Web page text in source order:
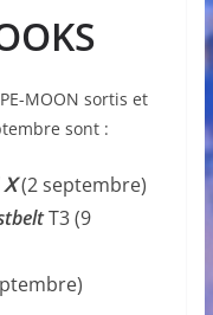
MOON sortis et
sont :
Ⅹ(2 septembre)
T3 (9